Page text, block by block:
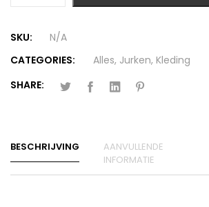
SKU:
N/A
CATEGORIES:
Alles, Jurken, Kleding
SHARE:
BESCHRIJVING
AANVULLENDE
INFORMATIE